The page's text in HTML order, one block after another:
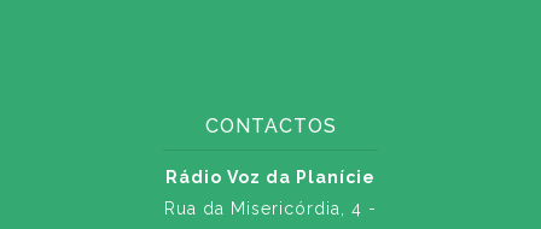
CONTACTOS
Rádio Voz da Planície
Rua da Misericórdia, 4 -